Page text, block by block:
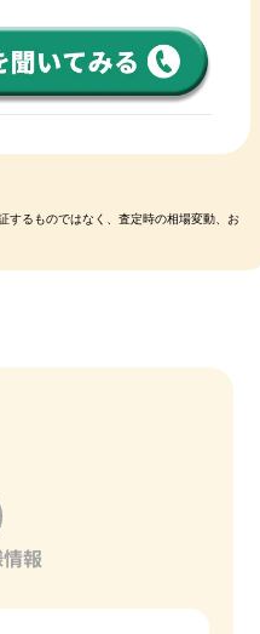
するものではなく、査定時の相場変動、お
報